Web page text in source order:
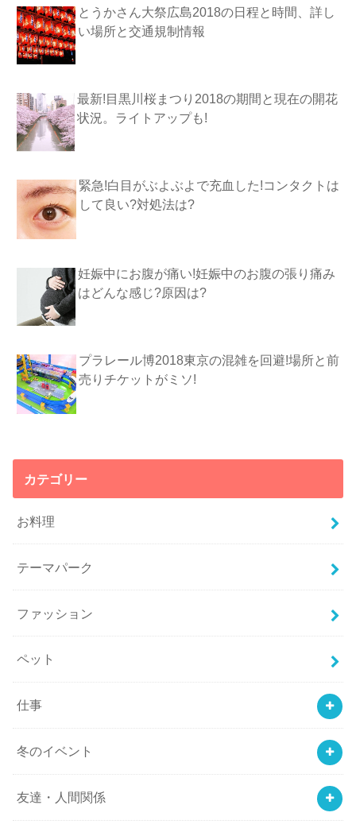
とうかさん大祭広島2018の日程と時間、詳し
い場所と交通規制情報
最新!目黒川桜まつり2018の期間と現在の開花
状況。ライトアップも!
緊急!白目がぶよぶよで充血した!コンタクトは
して良い?対処法は?
妊娠中にお腹が痛い!妊娠中のお腹の張り痛み
はどんな感じ?原因は?
プラレール博2018東京の混雑を回避!場所と前
売りチケットがミソ!
カテゴリー
お料理
テーマパーク
ファッション
ペット
仕事
冬のイベント
友達・人間関係